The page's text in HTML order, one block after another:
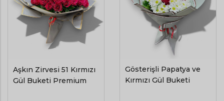
Aşkın Zirvesi 51 Kırmızı
Gül Buketi Premium
Gösterişli Papatya ve
Kırmızı Gül Buketi